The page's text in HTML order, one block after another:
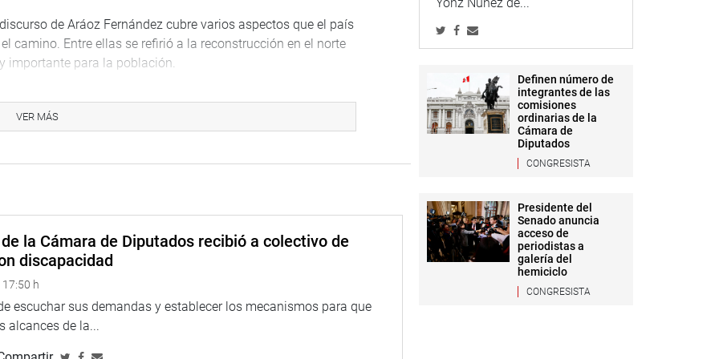
de Aráoz Fernández cubre varios aspectos que el país
camino. Entre ellas se refirió a la reconstrucción en el norte
importante para la población.
en favor de la infancia se necesita más decisión y
de la República, pero la ejecución es insuficiente. Se
poca preocupación por parte del Estado y es un punto que
un proyecto de ley para que en la currícula
“No existe en la currícula nacional educativa y no hay
40 % pueden haber consumido alguna sustancia, por eso es
VER MÁS
la Cámara de Diputados recibió a colectivo de
discapacidad
h
escuchar sus demandas y establecer los mecanismos para que
alcances de la...
Definen número de
integrantes de las
comisiones
ordinarias de la
Cámara de
Diputados
CONGRESISTA
Presidente del
Senado anuncia
acceso de
periodistas a
galería del
hemiciclo
CONGRESISTA